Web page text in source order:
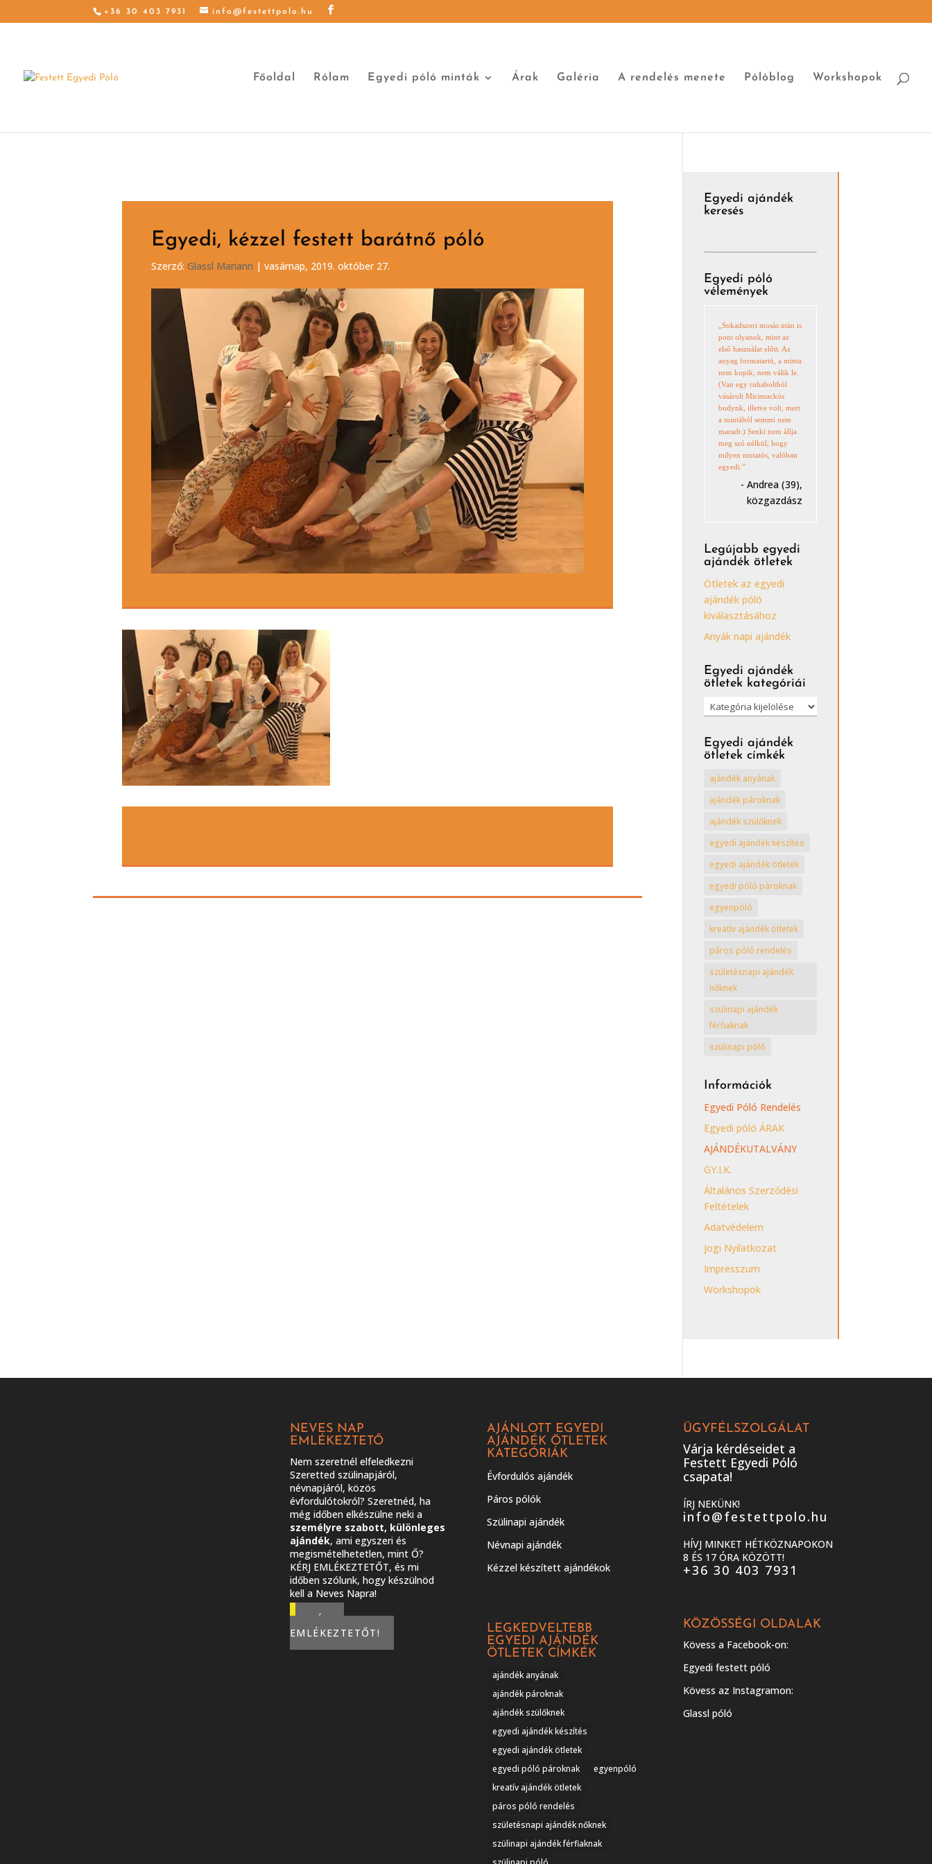
+36 30 403 7931 info@festettpolo.hu
Főoldal Rólam Egyedi póló minták Árak Galéria A rendelés menete Pólóblog Workshopok
Egyedi, kézzel festett barátnő póló
Szerző:Glassl Mariann |vasárnap, 2019. október 27.
Egyedi ajándék
keresés
Egyedi póló
vélemények
„Sokadszori mosàs utàn is
pont olyanok, mint az
első hasznàlat előtt. Az
anyag formatartó, a minta
nem kopik, nem vàlik le.
(Van egy ruhaboltból
vásárolt Micimackós
bodynk, illetve volt, mert
a mintàból semmi nem
maradt.) Senki nem àllja
meg szó nélkül, hogy
milyen mutatós, valóban
egyedi.”
- Andrea (39),
közgazdász
Legújabb egyedi
ajándék ötletek
Ötletek az egyedi
ajándék póló
kiválasztásához
Anyák napi ajándék
Egyedi ajándék
ötletek kategóriái
Egyedi
ajándék
ötletek
kategóriái
Egyedi ajándék
ötletek címkék
ajándék anyának
ajándék pároknak
ajándék szülőknek
egyedi ajándék készítés
egyedi ajándék ötletek
egyedi póló pároknak
egyenpóló
kreatív ajándék ötletek
páros póló rendelés
születésnapi ajándék
nőknek
szülinapi ajándék
férfiaknak
szülinapi póló
Információk
Egyedi Póló Rendelés
Egyedi póló ÁRAK
AJÁNDÉKUTALVÁNY
GY.I.K.
Általános Szerződési
Feltételek
Adatvédelem
Jogi Nyilatkozat
Impresszum
Workshopok
NEVES NAP
EMLÉKEZTETŐ
Nem szeretnél elfeledkezni
Szeretted szülinapjáról,
névnapjáról, közös
évfordulótokról? Szeretnéd, ha
még időben elkészülne neki a
személyre szabott, különleges
ajándék, ami egyszeri és
megismételhetetlen, mint Ő?
KÉRJ EMLÉKEZTETŐT, és mi
időben szólunk, hogy készülnöd
kell a Neves Napra!
KÉREK
EMLÉKEZTETŐT!
AJÁNLOTT EGYEDI
AJÁNDÉK ÖTLETEK
KATEGÓRIÁK
Évfordulós ajándék
Páros pólók
Szülinapi ajándék
Névnapi ajándék
Kézzel készített ajándékok
LEGKEDVELTEBB
EGYEDI AJÁNDÉK
ÖTLETEK CÍMKÉK
ajándék anyának
ajándék pároknak
ajándék szülőknek
egyedi ajándék készítés
egyedi ajándék ötletek
egyedi póló pároknak
egyenpóló
kreatív ajándék ötletek
páros póló rendelés
születésnapi ajándék nőknek
szülinapi ajándék férfiaknak
ÜGYFÉLSZOLGÁLAT
Várja kérdéseidet a
Festett Egyedi Póló
csapata!
ÍRJ NEKÜNK!
info@festettpolo.hu
HÍVJ MINKET HÉTKÖZNAPOKON
8 ÉS 17 ÓRA KÖZÖTT!
+36 30 403 7931
KÖZÖSSÉGI OLDALAK
Kövess a Facebook-on:
Egyedi festett póló
Kövess az Instagramon:
Glassl póló